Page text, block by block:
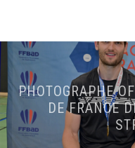
PHOTOGRAPHE
DE FRANCE